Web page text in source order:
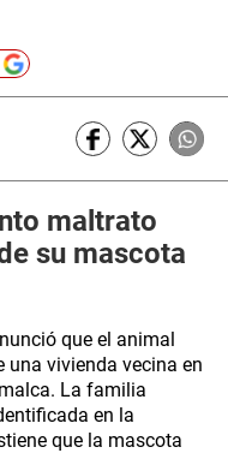
maltrato
su mascota
que el animal
una vivienda vecina en
La familia
en la
que la mascota